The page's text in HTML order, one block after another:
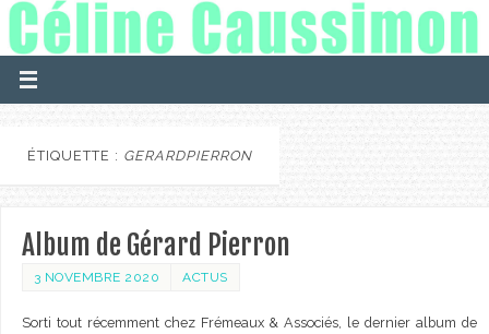
ÉTIQUETTE : GERARDPIERRON
Album de Gérard Pierron
3 NOVEMBRE 2020 ACTUS
Sorti tout récemment chez Frémeaux & Associés, le dernier album de